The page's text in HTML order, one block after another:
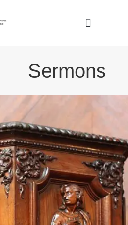
Sermons